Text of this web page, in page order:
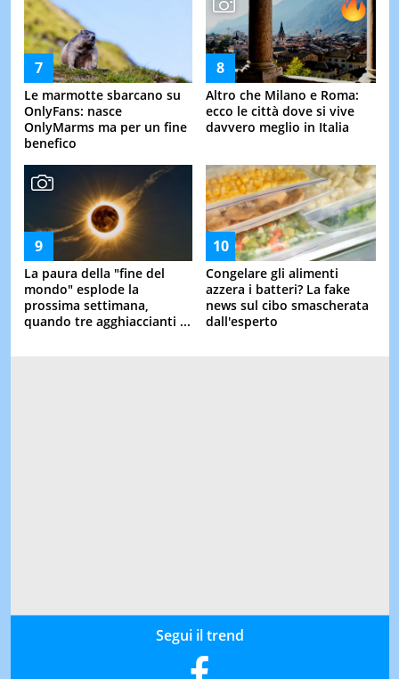
Le marmotte sbarcano su
OnlyFans: nasce
OnlyMarms ma per un fine
benefico
Altro che Milano e Roma:
ecco le città dove si vive
davvero meglio in Italia
La paura della "fine del
mondo" esplode la
prossima settimana,
quando tre agghiaccianti ...
Congelare gli alimenti
azzera i batteri? La fake
news sul cibo smascherata
dall'esperto
Segui il trend